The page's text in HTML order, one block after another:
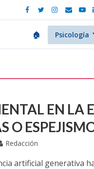
🏠 Psicología
EN LA
O
Redacción
artificial generativa